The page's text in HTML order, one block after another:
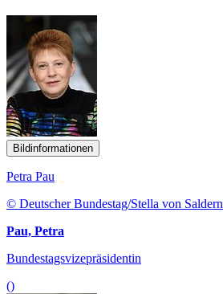
Bildinformationen
Petra Pau
© Deutscher Bundestag/Stella von Saldern
Pau, Petra
Bundestagsvizepräsidentin
()